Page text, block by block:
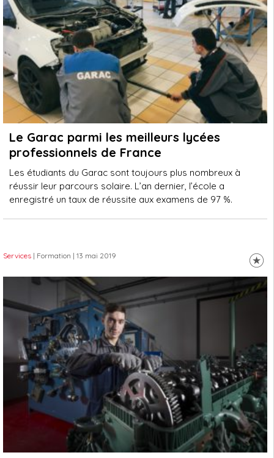
Le Garac parmi les meilleurs lycées
professionnels de France
Les étudiants du Garac sont toujours plus nombreux à
réussir leur parcours solaire. L’an dernier, l’école a
enregistré un taux de réussite aux examens de 97 %.
Services | Formation | 13 mai 2019